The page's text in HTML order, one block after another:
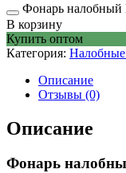
Фонарь налобный
В корзину
Купить оптом
Категория:
Описание
Отзывы (0)
Описание
Фонарь